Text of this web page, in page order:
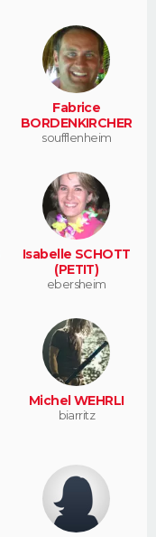
Fabrice
BORDENKIRCHER
soufflenheim
Isabelle SCHOTT
(PETIT)
ebersheim
Michel WEHRLI
biarritz